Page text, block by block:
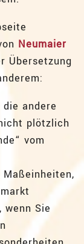
Neumaier
Übersetzung
andere
plötzlich
vom
wenn Sie